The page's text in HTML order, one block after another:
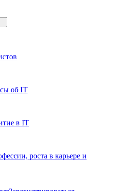
об IT
в IT
роста в карьере и